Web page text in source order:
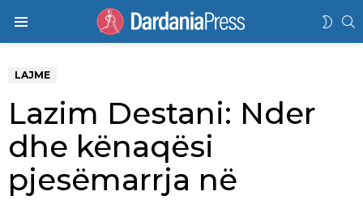
LAJME
Lazim Destani: Nder
dhe kënaqësi
pjesëmarrja në